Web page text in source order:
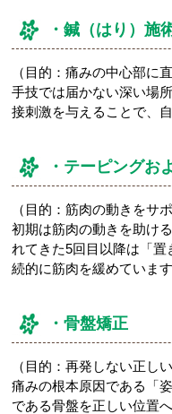
・鍼（はり）施
（目的：痛みの中心部に
手技では届かない深い場
接刺激を与えることで、
・テーピングお
（目的：筋肉の動きをサ
初期は筋肉の動きを助け
れてきた5回目以降は「
続的に筋肉を緩めています
・骨盤矯正
（目的：再発しない正し
痛みの根本原因である「
である骨盤を正しい位置